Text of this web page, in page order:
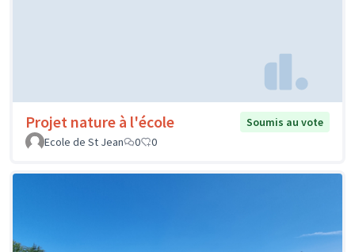
Projet nature à l'école
Soumis au vote
Ecole de St Jean
0 0